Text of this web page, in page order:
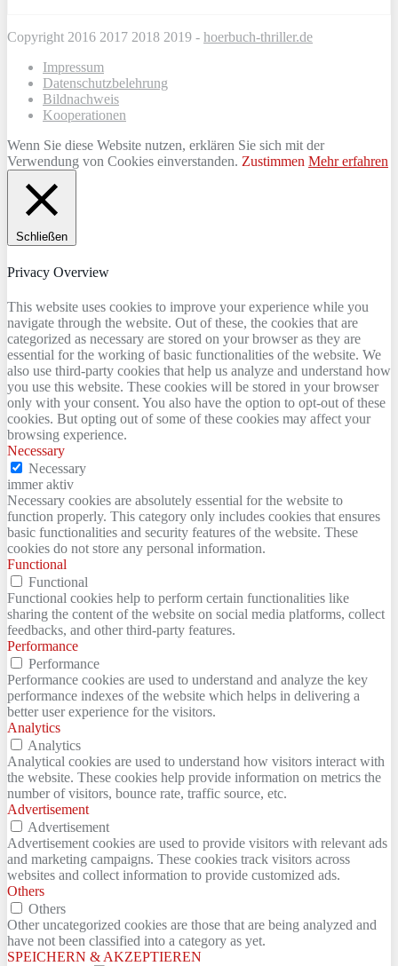
Copyright 2016 2017 2018 2019 - hoerbuch-thriller.de
Impressum
Datenschutzbelehrung
Bildnachweis
Kooperationen
Wenn Sie diese Website nutzen, erklären Sie sich mit der
Verwendung von Cookies einverstanden. Zustimmen Mehr erfahren
Schließen
Privacy Overview
This website uses cookies to improve your experience while you
navigate through the website. Out of these, the cookies that are
categorized as necessary are stored on your browser as they are
essential for the working of basic functionalities of the website. We
also use third-party cookies that help us analyze and understand how
you use this website. These cookies will be stored in your browser
only with your consent. You also have the option to opt-out of these
cookies. But opting out of some of these cookies may affect your
browsing experience.
Necessary
Necessary
immer aktiv
Necessary cookies are absolutely essential for the website to
function properly. This category only includes cookies that ensures
basic functionalities and security features of the website. These
cookies do not store any personal information.
Functional
Functional
Functional cookies help to perform certain functionalities like
sharing the content of the website on social media platforms, collect
feedbacks, and other third-party features.
Performance
Performance
Performance cookies are used to understand and analyze the key
performance indexes of the website which helps in delivering a
better user experience for the visitors.
Analytics
Analytics
Analytical cookies are used to understand how visitors interact with
the website. These cookies help provide information on metrics the
number of visitors, bounce rate, traffic source, etc.
Advertisement
Advertisement
Advertisement cookies are used to provide visitors with relevant ads
and marketing campaigns. These cookies track visitors across
websites and collect information to provide customized ads.
Others
Others
Other uncategorized cookies are those that are being analyzed and
have not been classified into a category as yet.
SPEICHERN & AKZEPTIEREN